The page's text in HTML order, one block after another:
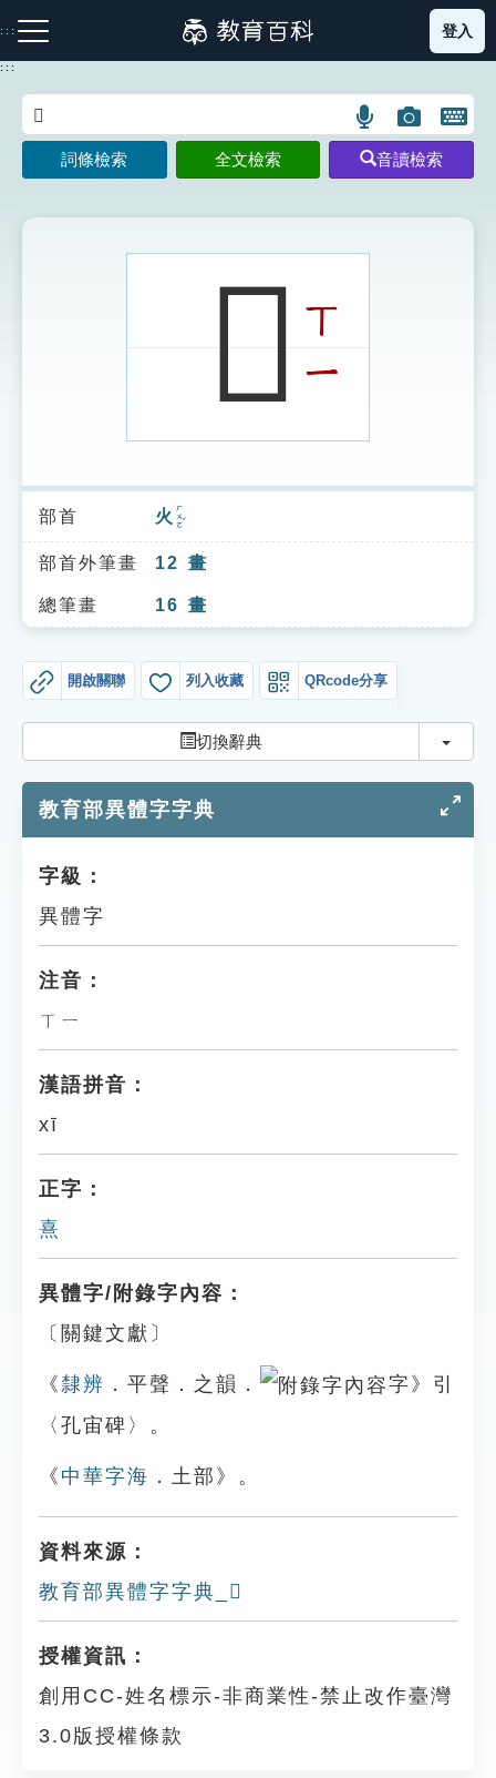
到
主
:::
注音索引圖示 筆畫索引圖示 部首索引表圖示
索引選單
知識索引
單字索引
遊戲專區
教學應用
貓頭鷹博士
登入
:::
語
言
搜
示
圖
片
搜
開
鍵
圖
詞條檢索 全文檢索 音讀檢索
𤎿ㄒ
ㄧ
部首 火 ㄏㄨㄛˇ
部首外筆畫 12 畫
總筆畫 16 畫
開啟關聯 列入收藏 QRcode分享
切換辭典 切換
教育部異體字字典
字級：
異體字
注音：
ㄒㄧ
漢語拼音：
xī
正字：
熹
異體字/附錄字內容：
〔關鍵文獻〕
《隸辨 ．平聲．之韻．
字》引
〈孔宙碑〉。
《 中華字海 ．土部》。
資料來源：
教育部異體字字典_𤎿
授權資訊：
創用CC-姓名標示-非商業性-禁止改作臺灣
3.0版授權條款